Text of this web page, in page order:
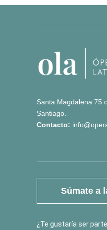
Santa Magdalena 75
Santiago.
Contacto:
Súmate a
¿Te gustaría ser